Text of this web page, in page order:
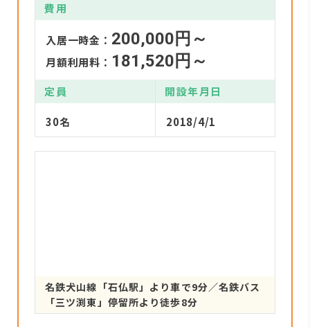
費用
入居一時金： 200,000円～
月額利用料： 181,520円～
定員 開設年月日
30名 2018/4/1
名鉄犬山線「石仏駅」より車で9分／名鉄バス
「三ツ渕東」停留所より徒歩8分